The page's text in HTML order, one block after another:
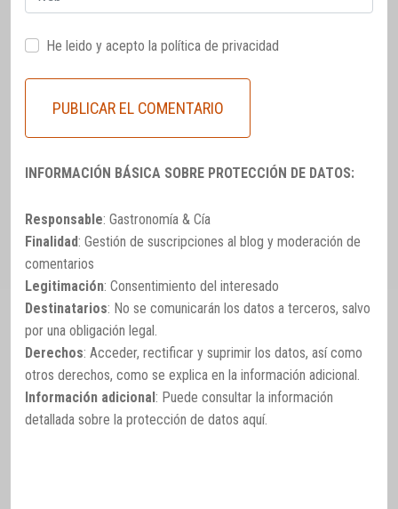
He leido y acepto la política de privacidad
INFORMACIÓN BÁSICA SOBRE PROTECCIÓN DE DATOS:
Responsable: Gastronomía & Cía
Finalidad: Gestión de suscripciones al blog y moderación de
comentarios
Legitimación: Consentimiento del interesado
Destinatarios: No se comunicarán los datos a terceros, salvo
por una obligación legal.
Derechos: Acceder, rectificar y suprimir los datos, así como
otros derechos, como se explica en la información adicional.
Información adicional : Puede consultar la información
detallada sobre la protección de datos aquí.